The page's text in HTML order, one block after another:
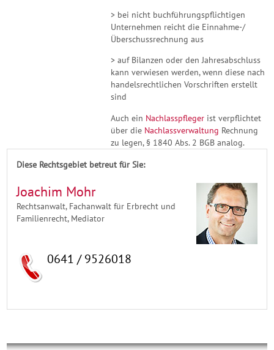
> bei nicht buchführungspflichtigen
Unternehmen reicht die Einnahme-/
Überschussrechnung aus
> auf Bilanzen oder den Jahresabschluss
kann verwiesen werden, wenn diese nach
handelsrechtlichen Vorschriften erstellt
sind
Auch ein Nachlasspfleger ist verpflichtet
über die Nachlassverwaltung Rechnung
zu legen, § 1840 Abs. 2 BGB analog.
Diese Rechtsgebiet betreut für Sie:
Joachim Mohr
Rechtsanwalt, Fachanwalt für Erbrecht und
Familienrecht, Mediator
0641 / 9526018